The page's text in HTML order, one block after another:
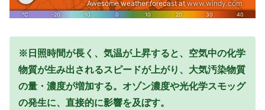
※日照時間が長く、気温が上昇すると、空気中の化学
物質が生み出されるスピードが上がり、大気汚染物質
の量・濃度が増加する。オゾン濃度や光化学スモッグ
の発生に、直接的に影響を及ぼす。